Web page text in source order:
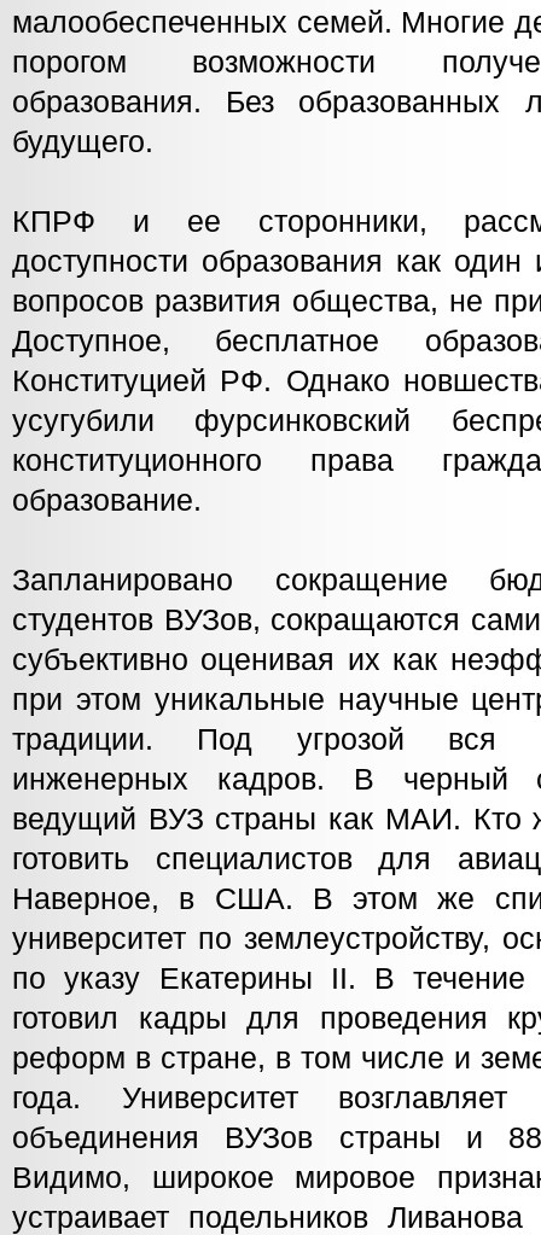
малообеспеченных семей. Многие
порогом возможности
образования. Без
будущего.
КПРФ и ее сторонники,
доступности образования как
вопросов развития общества, не
Доступное, бесплатное
Конституцией РФ. Однако
усугубили фурсинковский
конституционного права
образование.
Запланировано сокращение
студентов ВУЗов, сокращаются
субъективно оценивая их как
при этом уникальные научные
традиции. Под угрозой вся
инженерных кадров. В черный
ведущий ВУЗ страны как МАИ. Кто
готовить специалистов для
Наверное, в США. В этом же
университет по землеустройству,
по указу Екатерины II. В течение
готовил кадры для проведения
реформ в стране, в том числе и
года. Университет возглавляет
объединения ВУЗов страны и
Видимо, широкое мировое
устраивает подельников